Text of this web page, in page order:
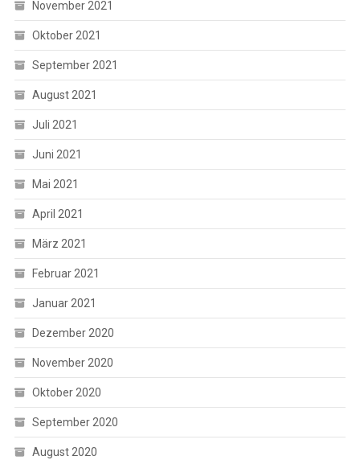
November 2021
Oktober 2021
September 2021
August 2021
Juli 2021
Juni 2021
Mai 2021
April 2021
März 2021
Februar 2021
Januar 2021
Dezember 2020
November 2020
Oktober 2020
September 2020
August 2020